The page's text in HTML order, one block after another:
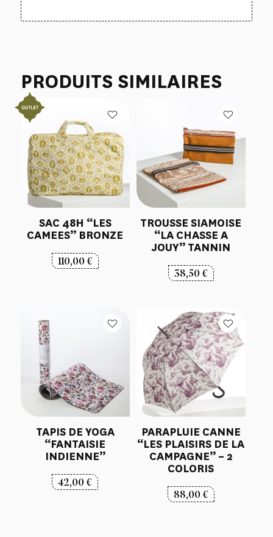
PRODUITS SIMILAIRES
SAC 48H “LES
CAMEES” BRONZE
110,00€
TROUSSE SIAMOISE
“LA CHASSE A
JOUY” TANNIN
38,50€
TAPIS DE YOGA
“FANTAISIE
INDIENNE”
42,00€
PARAPLUIE CANNE
“LES PLAISIRS DE LA
CAMPAGNE” – 2
COLORIS
88,00€